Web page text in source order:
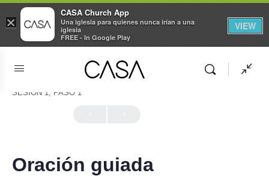
SESIÓN 1, PASO 1
Oración guiada
×
CASA Church App
Una iglesia para quienes nunca irían a una
iglesia
FREE - In Google Play
VIEW